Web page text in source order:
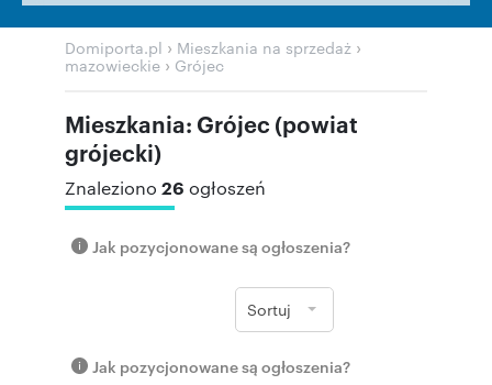
Domiporta.pl › Mieszkania na sprzedaż ›
mazowieckie › Grójec
Mieszkania: Grójec (powiat
grójecki)
Znaleziono 26 ogłoszeń
Jak pozycjonowane są ogłoszenia?
Sortuj
Jak pozycjonowane są ogłoszenia?